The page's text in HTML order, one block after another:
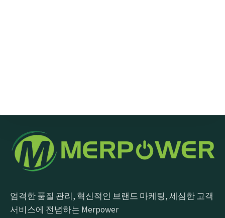
메시지 보내기
엄격한 품질 관리, 혁신적인 브랜드 마케팅, 세심한 고객
서비스에 전념하는 Merpower